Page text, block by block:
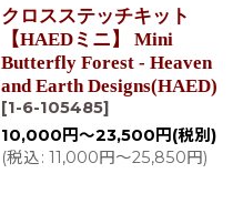
クロスステッチキット
【HAEDミニ】 Mini
Butterfly Forest - Heaven
and Earth Designs(HAED)
[1-6-105485]
10,000 円～23,500 円 (税別)
(税込: 11,000円～25,850円)